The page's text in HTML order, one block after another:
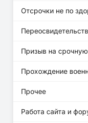
Отсрочки не по
Призыв на
Прохождение
Прочее
Работа сайта и